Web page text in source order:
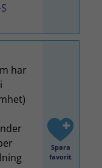
har
Spara
favorit